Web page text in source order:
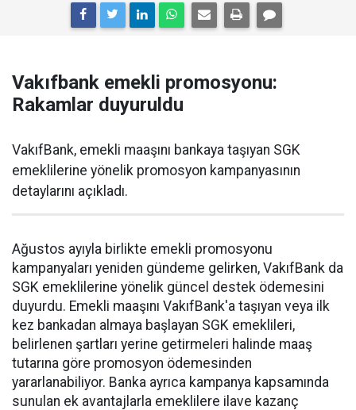
Vakıfbank emekli promosyonu:
Rakamlar duyuruldu
VakıfBank, emekli maaşını bankaya taşıyan SGK
emeklilerine yönelik promosyon kampanyasının
detaylarını açıkladı.
Ağustos ayıyla birlikte emekli promosyonu
kampanyaları yeniden gündeme gelirken, VakıfBank da
SGK emeklilerine yönelik güncel destek ödemesini
duyurdu. Emekli maaşını VakıfBank'a taşıyan veya ilk
kez bankadan almaya başlayan SGK emeklileri,
belirlenen şartları yerine getirmeleri halinde maaş
tutarına göre promosyon ödemesinden
yararlanabiliyor. Banka ayrıca kampanya kapsamında
sunulan ek avantajlarla emeklilere ilave kazanç